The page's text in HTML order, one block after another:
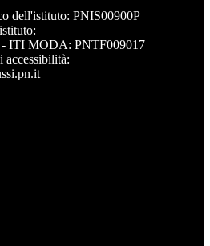
dell'istituto: PNIS00900P
ITI MODA: PNTF009017
accessibilità: